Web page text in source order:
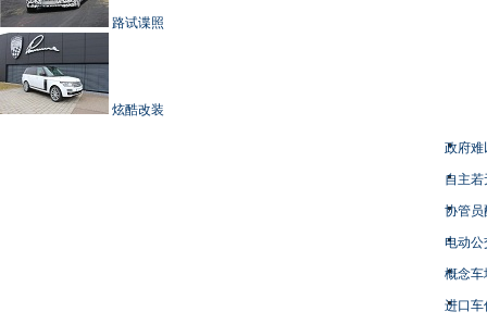
路试谍照
炫酷改装
政府难
自主
协管员
电动
概念车
进口车